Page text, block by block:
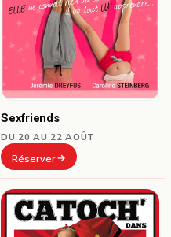
Sexfriends
DU 20 AU 22 AOÛT
Réserver